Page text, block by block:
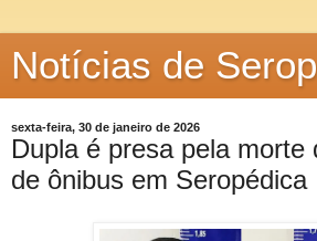
Notícias de
sexta-feira, 30 de janeiro de 2026
Dupla é presa pela morte
de ônibus em Seropédica